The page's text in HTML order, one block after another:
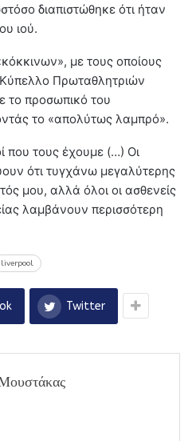
διαπιστώθηκε ότι ήταν
ιού.
με τους οποίους
Πρωταθλητριών
το προσωπικό του
το «απολύτως λαμπρό».
που τους έχουμε (…) Οι
ότι τυγχάνω μεγαλύτερης
μου, αλλά όλοι οι ασθενείς
λαμβάνουν περισσότερη
liverpool
Twitter